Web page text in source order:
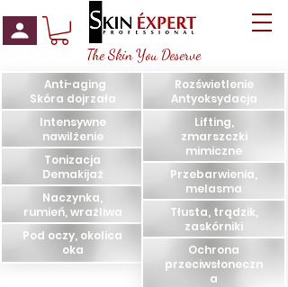
The Skin You Deserve
Anti-aging
Skóra dojrzała
Intensywne
nawilżenie
Tonizacja
Demakijaż
Naczynka,
rumień,wrażliwa
Pod oczy, okolica
oka
Rozświetlenie
Antyoksydacja
Lifting,
zmarszczki
mimiczne
Przebarwienia,
melasma
Tłusta, trądzik,
zaskórniki
Ochrona
przeciwsłoneczn
a